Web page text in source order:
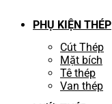
PHỤ KIỆN THÉP
Cút Thép
Mặt bích
Tê thép
Van thép